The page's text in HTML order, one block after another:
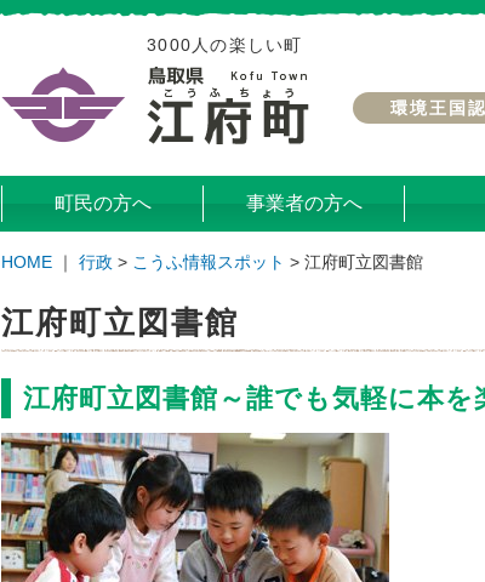
3000人の楽しい町
環境王国
町民の方へ 事業者の方へ
HOME ｜ 行政 > こうふ情報スポット > 江府町立図書館
江府町立図書館
江府町立図書館～誰でも気軽に本